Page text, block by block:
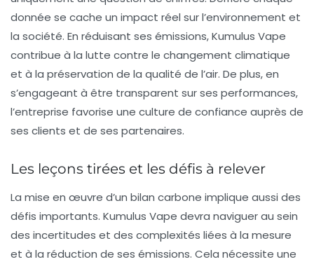
donnée se cache un impact réel sur l’environnement et
la société. En réduisant ses émissions, Kumulus Vape
contribue à la lutte contre le changement climatique
et à la préservation de la qualité de l’air. De plus, en
s’engageant à être transparent sur ses performances,
l’entreprise favorise une culture de confiance auprès de
ses clients et de ses partenaires.
Les leçons tirées et les défis à relever
La mise en œuvre d’un bilan carbone implique aussi des
défis importants. Kumulus Vape devra naviguer au sein
des incertitudes et des complexités liées à la mesure
et à la réduction de ses émissions. Cela nécessite une